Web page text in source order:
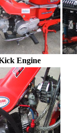
Engine